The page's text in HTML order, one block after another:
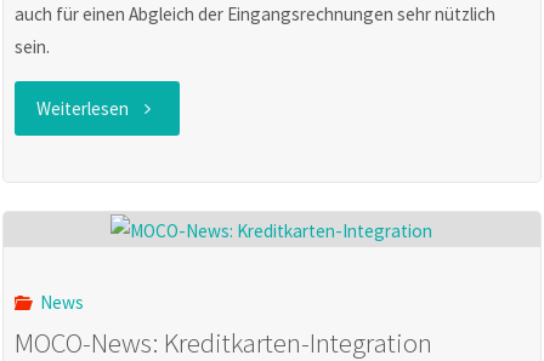
auch für einen Abgleich der Eingangsrechnungen sehr nützlich
sein.
Weiterlesen "MOCO
🔥
News
MOCO-News: Kreditkarten-Integration